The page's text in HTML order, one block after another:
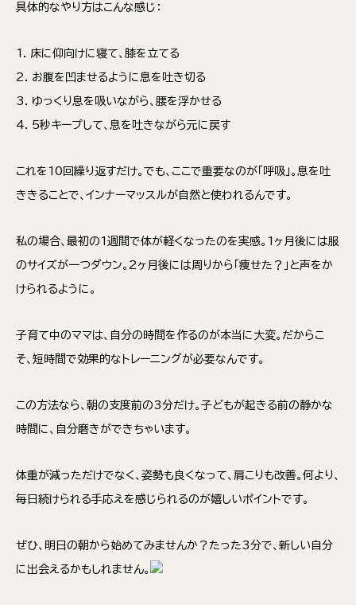
具体的なやり方はこんな感じ：
1. 床に仰向けに寝て、膝を立てる
2. お腹を凹ませるように息を吐き切る
3. ゆっくり息を吸いながら、腰を浮かせる
4. 5秒キープして、息を吐きながら元に戻す
これを10回繰り返すだけ。でも、ここで重要なのが「呼吸」。息を吐
ききることで、インナーマッスルが自然と使われるんです。
私の場合、最初の1週間で体が軽くなったのを実感。1ヶ月後には服
のサイズが一つダウン。2ヶ月後には周りから「痩せた？」と声をか
けられるように。
子育て中のママは、自分の時間を作るのが本当に大変。だからこ
そ、短時間で効果的なトレーニングが必要なんです。
この方法なら、朝の支度前の3分だけ。子どもが起きる前の静かな
時間に、自分磨きができちゃいます。
体重が減っただけでなく、姿勢も良くなって、肩こりも改善。何より、
毎日続けられる手応えを感じられるのが嬉しいポイントです。
ぜひ、明日の朝から始めてみませんか？たった3分で、新しい自分
に出会えるかもしれません。